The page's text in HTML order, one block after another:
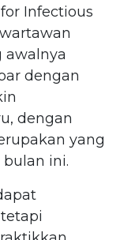
Infectious
awalnya
dengan
dengan
yang
ini.